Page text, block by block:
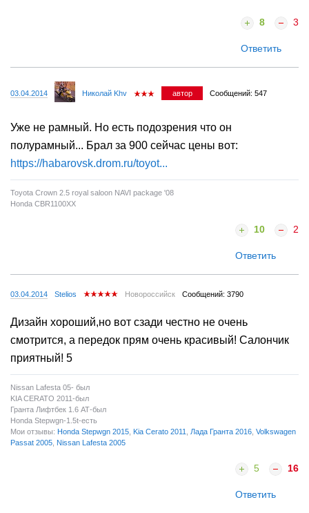
8 3
Ответить
03.04.2014 Николай Khv автор Сообщений: 547
Уже не рамный. Но есть подозрения что он
полурамный... Брал за 900 сейчас цены вот:
https://habarovsk.drom.ru/toyot...
Toyota Crown 2.5 royal saloon NAVI package '08
Honda CBR1100XX
10 2
Ответить
03.04.2014 Stelios Новороссийск Сообщений: 3790
Дизайн хороший,но вот сзади честно не очень
смотрится, а передок прям очень красивый! Салончик
приятный! 5
Nissan Lafesta 05- был
KIA CERATO 2011-был
Гранта Лифтбек 1.6 АТ-был
Honda Stepwgn-1.5t-есть
Мои отзывы: Honda Stepwgn 2015 Kia Cerato 2011 Лада Гранта 2016 Volkswagen
Passat 2005 Nissan Lafesta 2005
5 16
Ответить